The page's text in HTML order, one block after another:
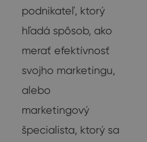
podnikateľ, ktorý
hľadá spôsob, ako
merať efektívnosť
svojho marketingu,
alebo
marketingový
špecialista, ktorý sa